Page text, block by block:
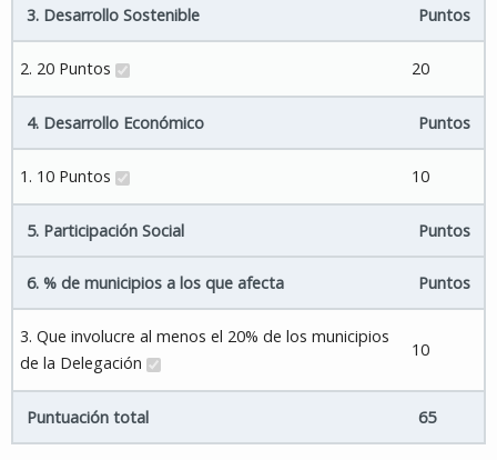
3. Desarrollo Sostenible Puntos
2. 20 Puntos 20
4. Desarrollo Económico Puntos
1. 10 Puntos 10
5. Participación Social Puntos
6. % de municipios a los que afecta Puntos
3. Que involucre al menos el 20% de los municipios
de la Delegación
10
Puntuación total 65